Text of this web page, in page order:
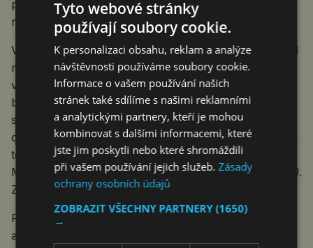
připojení k internetu prostřednictvím wifi je u nás stále
nejvyšší v celé Evropské unii.
V roce 2023 bylo z mobilní sítě provoláno 27,9 miliard
minut. Při přepočtu na jednoho obyvatele se jednalo
v průměru téměř o 7 minut denně. „Větší objem minut
byl v roce 2023 provolán přes SIM karty patřící
soukromým osobám, konkrétně se jednalo
o 15,5 miliard minut, a na volání z firemních mobilních
telefonů připadlo 11,1 miliardy minut,“ říká Martin
Mana, ředitel odboru statistik rozvoje společnosti ČSÚ.
Zbylých 1,3 miliardy minut tvořilo roamingové volání.
Přesto, i díky rychlosti a ceně, využívají domácnosti
a firmy i nadále jako primární přístup k internetu
Tyto webové stránky
používají soubory cookie.
K personalizaci obsahu, reklam a analýze
návštěvnosti používáme soubory cookie.
Informace o vašem používání našich
stránek také sdílíme s našimi reklamními
a analytickými partnery, kteří je mohou
kombinovat s dalšími informacemi, které
jste jim poskytli nebo které shromáždili
při vašem používání jejich služeb.Zásady
ochrany osobních údajů
ZOBRAZIT VŠECHNY PARTNERY(1650)
→